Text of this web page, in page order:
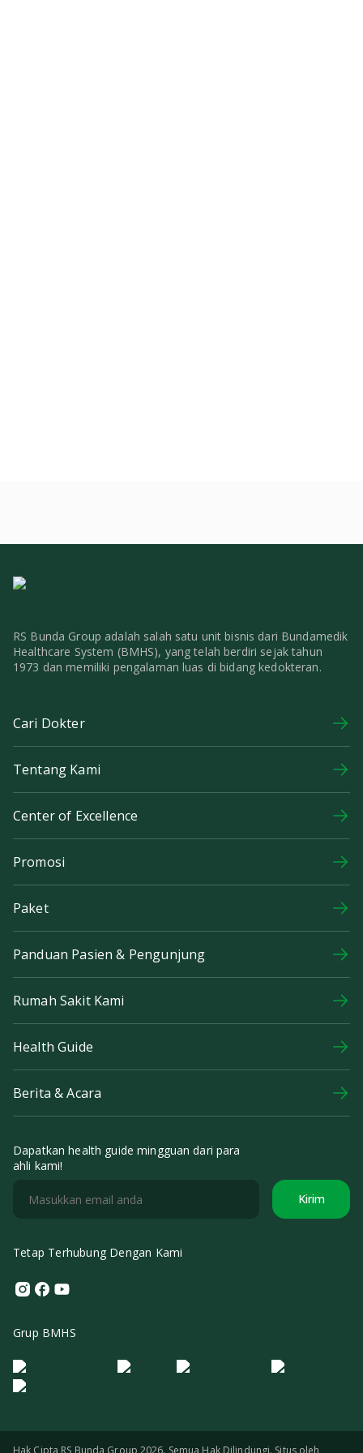
RS Bunda Group adalah salah satu unit bisnis dari Bundamedik
Healthcare System (BMHS), yang telah berdiri sejak tahun
1973 dan memiliki pengalaman luas di bidang kedokteran.
Cari Dokter
Tentang Kami
Center of Excellence
Promosi
Paket
Panduan Pasien & Pengunjung
Rumah Sakit Kami
Health Guide
Berita & Acara
Dapatkan health guide mingguan dari para
ahli kami!
Kirim
Tetap Terhubung Dengan Kami
Instagram
Facebook
Youtube
Grup BMHS
Logo Morula IFV Logo ER
Logo Diagnos
Logo IRSI
Hak Cipta RS Bunda Group 2026. Semua Hak Dilindungi. Situs oleh